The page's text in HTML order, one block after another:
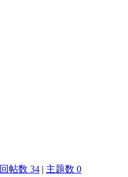
回帖数 34 | 主题数 0